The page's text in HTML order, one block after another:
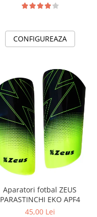
CONFIGUREAZA
Aparatori fotbal ZEUS
PARASTINCHI EKO APF4
45,00 Lei